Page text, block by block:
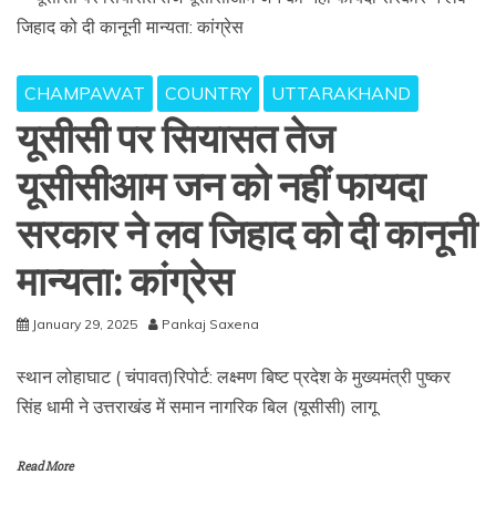
CHAMPAWAT COUNTRY UTTARAKHAND
यूसीसी पर सियासत तेज
यूसीसीआम जन को नहीं फायदा
सरकार ने लव जिहाद को दी कानूनी
मान्यता: कांग्रेस
January 29, 2025 Pankaj Saxena
स्थान लोहाघाट ( चंपावत)रिपोर्ट: लक्ष्मण बिष्ट प्रदेश के मुख्यमंत्री पुष्कर
सिंह धामी ने उत्तराखंड में समान नागरिक बिल (यूसीसी) लागू
Read More